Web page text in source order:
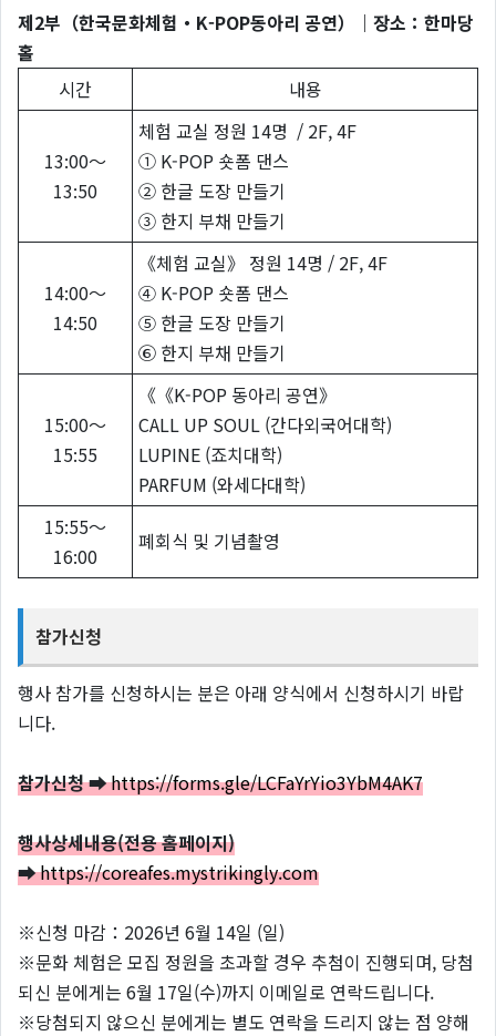
제2부（한국문화체험・K-POP동아리 공연）｜장소：한마당
홀
시간
내용
13:00～
13:50
체험 교실 정원 14명 / 2F, 4F
① K-POP 숏폼 댄스
② 한글 도장 만들기
③ 한지 부채 만들기
14:00～
14:50
《체험 교실》 정원 14명 / 2F, 4F
④ K-POP 숏폼 댄스
⑤ 한글 도장 만들기
⑥ 한지 부채 만들기
15:00～
15:55
《《K-POP 동아리 공연》
CALL UP SOUL (간다외국어대학)
LUPINE (죠치대학)
PARFUM (와세다대학)
15:55～
16:00
폐회식 및 기념촬영
참가신청
행사 참가를 신청하시는 분은 아래 양식에서 신청하시기 바랍
니다.
참가신청 ➡https://forms.gle/LCFaYrYio3YbM4AK7
행사상세내용(전용 홈페이지)
➡https://coreafes.mystrikingly.com
※신청 마감：2026년 6월 14일 (일)
※문화 체험은 모집 정원을 초과할 경우 추첨이 진행되며, 당첨
되신 분에게는 6월 17일(수)까지 이메일로 연락드립니다.
※당첨되지 않으신 분에게는 별도 연락을 드리지 않는 점 양해